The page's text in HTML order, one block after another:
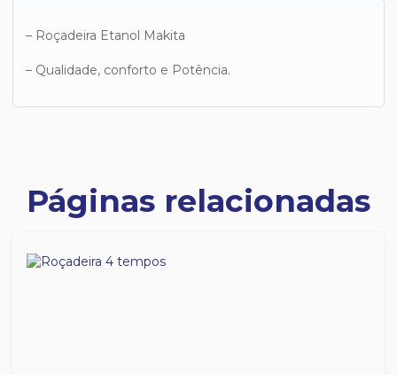
– Roçadeira Etanol Makita
– Qualidade, conforto e Potência.
Páginas relacionadas